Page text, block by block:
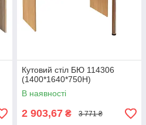
Кутовий стіл БЮ 114306
(1400*1640*750Н)
В наявності
2 903,67 ₴ 3 771 ₴